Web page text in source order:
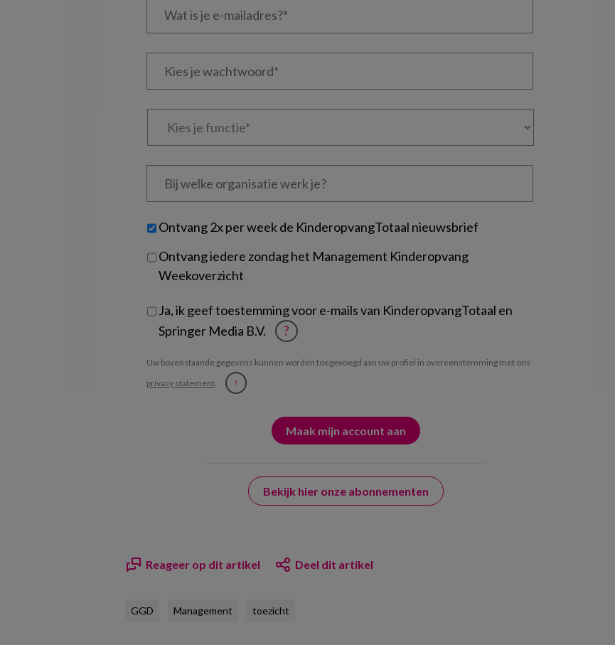
Kies
Kies
Bij
welke
je?
Untitled
Ontvang 2x per week de KinderopvangTotaal nieuwsbrief
Ontvang iedere zondag het Management Kinderopvang
Weekoverzicht
Ja, ik geef toestemming voor e-mails van KinderopvangTotaal en
Springer Media B.V.
?
Uw bovenstaande gegevens kunnen worden toegevoegd aan uw profiel in overeenstemming met ons
privacy statement. ?
Bekijk hier onze abonnementen
Reageer op dit artikel Deel dit artikel
GGD Management toezicht